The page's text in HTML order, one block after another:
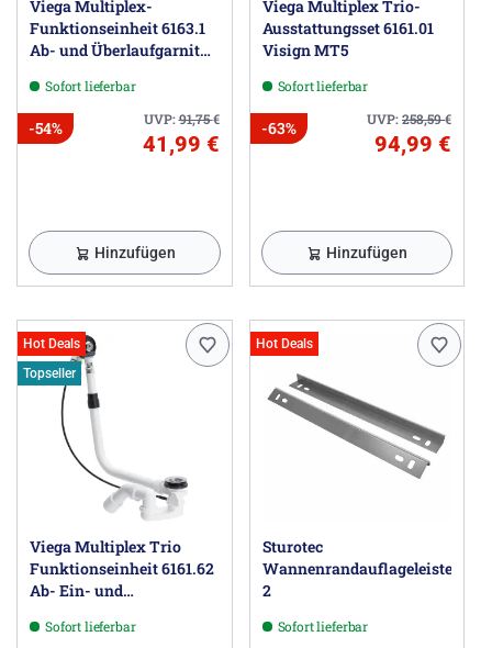
Viega Multiplex-
Funktionseinheit 6163.1
Ab- und Überlaufgarnitur
Sofort lieferbar
UVP:91,75€
-54%
41,99 €
Hinzufügen
Viega Multiplex Trio-
Ausstattungsset 6161.01
Visign MT5
Sofort lieferbar
UVP:258,59€
-63%
94,99 €
Hinzufügen
Hot Deals
Topseller
Viega Multiplex Trio
Funktionseinheit 6161.62
Ab- Ein- und
Sonderlänge
Sofort lieferbar
Hot Deals
Sturotec
Wannenrandauflageleisten
2
Sofort lieferbar